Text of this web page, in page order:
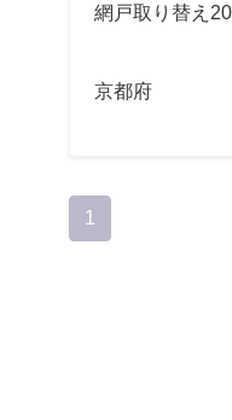
網戸取り替え
京都府
1